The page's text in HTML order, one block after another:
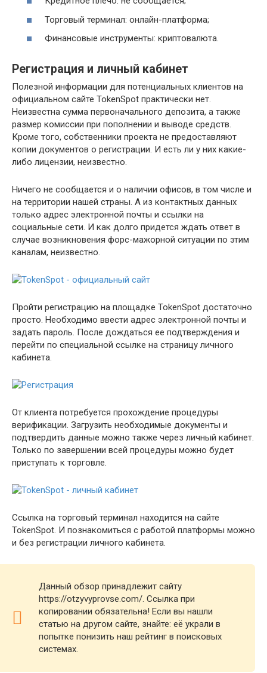
Торговый терминал: онлайн-платформа;
Финансовые инструменты: криптовалюта.
Регистрация и личный кабинет
Полезной информации для потенциальных клиентов на
официальном сайте TokenSpot практически нет.
Неизвестна сумма первоначального депозита, а также
размер комиссии при пополнении и выводе средств.
Кроме того, собственники проекта не предоставляют
копии документов о регистрации. И есть ли у них какие-
либо лицензии, неизвестно.
Ничего не сообщается и о наличии офисов, в том числе и
на территории нашей страны. А из контактных данных
только адрес электронной почты и ссылки на
социальные сети. И как долго придется ждать ответ в
случае возникновения форс-мажорной ситуации по этим
каналам, неизвестно.
Пройти регистрацию на площадке TokenSpot достаточно
просто. Необходимо ввести адрес электронной почты и
задать пароль. После дождаться ее подтверждения и
перейти по специальной ссылке на страницу личного
кабинета.
От клиента потребуется прохождение процедуры
верификации. Загрузить необходимые документы и
подтвердить данные можно также через личный кабинет.
Только по завершении всей процедуры можно будет
приступать к торговле.
Ссылка на торговый терминал находится на сайте
TokenSpot. И познакомиться с работой платформы можно
и без регистрации личного кабинета.
Данный обзор принадлежит сайту
https://otzyvyprovse.com/. Ссылка при
копировании обязательна! Если вы нашли
статью на другом сайте, знайте: её украли в
попытке понизить наш рейтинг в поисковых
системах.